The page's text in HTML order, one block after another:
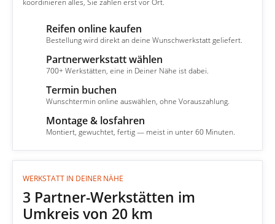
koordinieren alles, Sie zahlen erst vor Ort.
Reifen online kaufen
Bestellung wird direkt an deine Wunschwerkstatt geliefert.
Partnerwerkstatt wählen
700+ Werkstätten, eine in Deiner Nähe ist dabei.
Termin buchen
Wunschtermin online auswählen, ohne Vorauszahlung.
Montage & losfahren
Montiert, gewuchtet, fertig — meist in unter 60 Minuten.
WERKSTATT IN DEINER NÄHE
3 Partner-Werkstätten im
Umkreis von 20 km